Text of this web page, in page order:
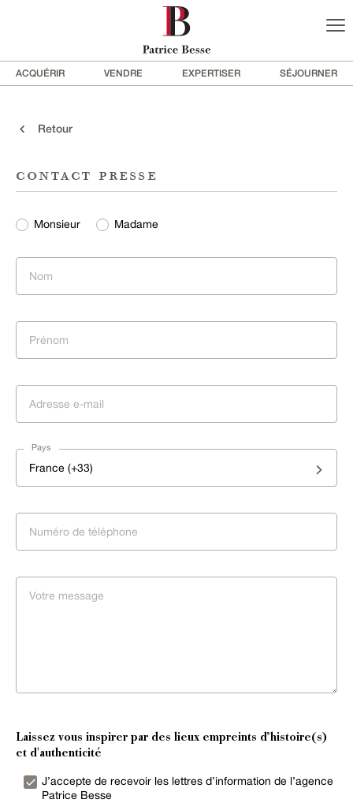
ACQUÉRIR VENDRE EXPERTISER SÉJOURNER
Retour
contact presse
Monsieur Madame
Pays
France (+33)
Laissez vous inspirer par des lieux empreints d’histoire(s)
et d'authenticité
J’accepte de recevoir les lettres d’information de l’agence
Patrice Besse